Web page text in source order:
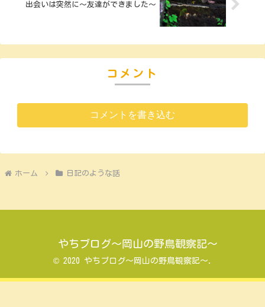
出会いは突然に～友達ができました～
コメント
コメントを書き込む
ホーム 日記のような話
やちブログ～岡山の野鳥観察記～
© 2020 やちブログ～岡山の野鳥観察記～.